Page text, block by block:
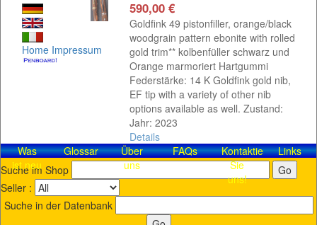
Home Impressum
590,00 €
Goldfink 49 pistonfiller, orange/black
woodgrain pattern ebonite with rolled
gold trim** kolbenfüller schwarz und
Orange marmoriert Hartgummi
Federstärke: 14 K Goldfink gold nib,
EF tip with a variety of other nib
options available as well. Zustand:
Jahr: 2023
Details
Was
ist neu
Glossar
Über
uns
FAQs
Kontaktieren
Sie
uns!
Links
Suche im Shop
Seller :
Suche in der Datenbank